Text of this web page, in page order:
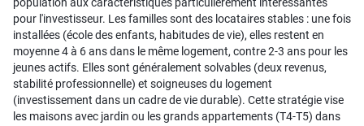
pour l'investisseur. Les familles sont des locataires stables : une fois
installées (école des enfants, habitudes de vie), elles restent en
moyenne 4 à 6 ans dans le même logement, contre 2-3 ans pour les
jeunes actifs. Elles sont généralement solvables (deux revenus,
stabilité professionnelle) et soigneuses du logement
(investissement dans un cadre de vie durable). Cette stratégie vise
les maisons avec jardin ou les grands appartements (T4-T5) dans